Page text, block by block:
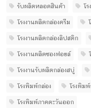
รับผลิตหลอดสินค้า โ
โรงงานผลิตกล่องครีม
โรงงานผลิตกล่องลิปสติก
โรงงานผลิตซองฟอยล์
โรงงานรับผลิตกล่องสบู่
โรงพิมพ์กล่อง โรงพิม
โรงพิมพ์ภาคตะวันออก